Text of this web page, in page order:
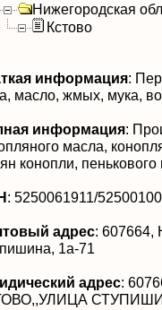
Нижегородская
Кстово
информация:
масло, жмых, мука,
информация:
масла,
конопли,
: 5250061911/
адрес: 607664,
1а-71
адрес: